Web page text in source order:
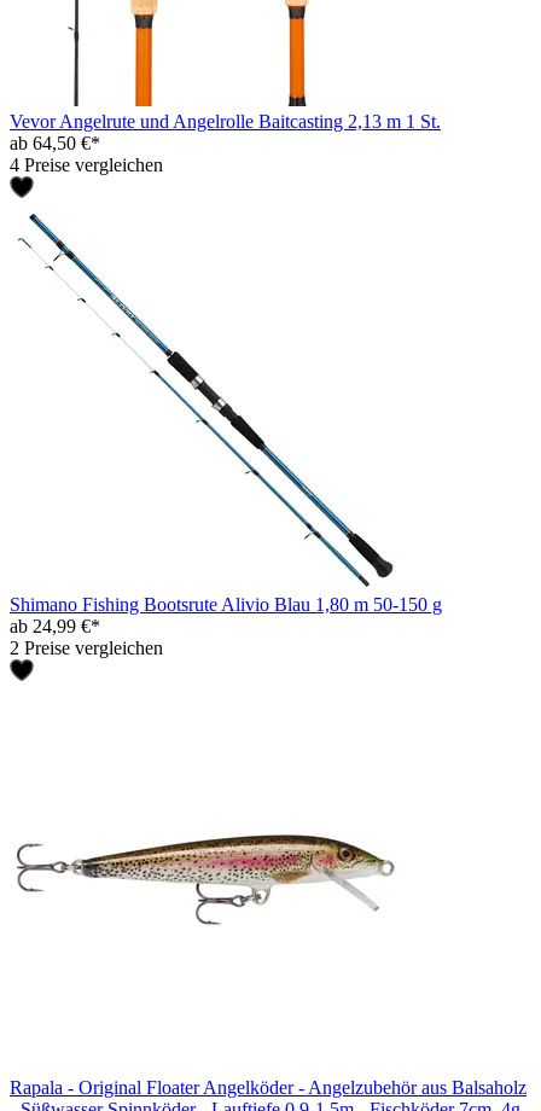
Vevor Angelrute und Angelrolle Baitcasting 2,13 m 1 St.
ab 64,50 €*
4 Preise vergleichen
Shimano Fishing Bootsrute Alivio Blau 1,80 m 50-150 g
ab 24,99 €*
2 Preise vergleichen
Rapala - Original Floater Angelköder - Angelzubehör aus Balsaholz